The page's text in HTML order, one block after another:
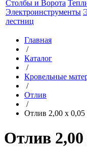
Столбы и Ворота
Электроинструменты
лестниц
Главная
/
Каталог
/
Кровельные
/
Отлив
/
Отлив 2,00 x
Отлив